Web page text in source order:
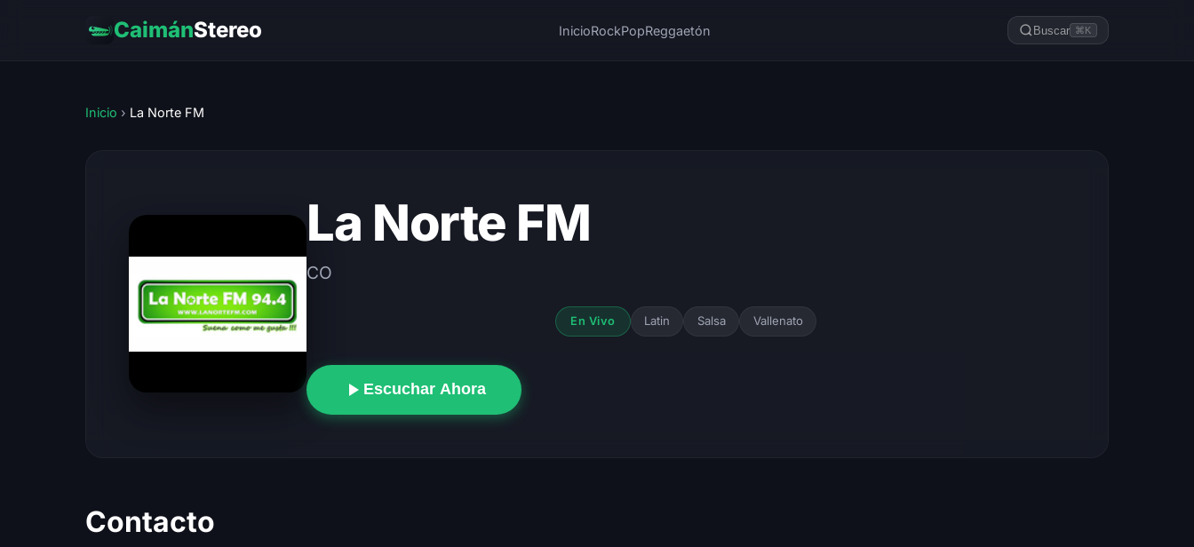
CaimánStereo InicioRockPopReggaetón Buscar ⌘K
Inicio › La Norte FM
La Norte FM
CO
En Vivo Latin Salsa Vallenato
Escuchar Ahora
Contacto